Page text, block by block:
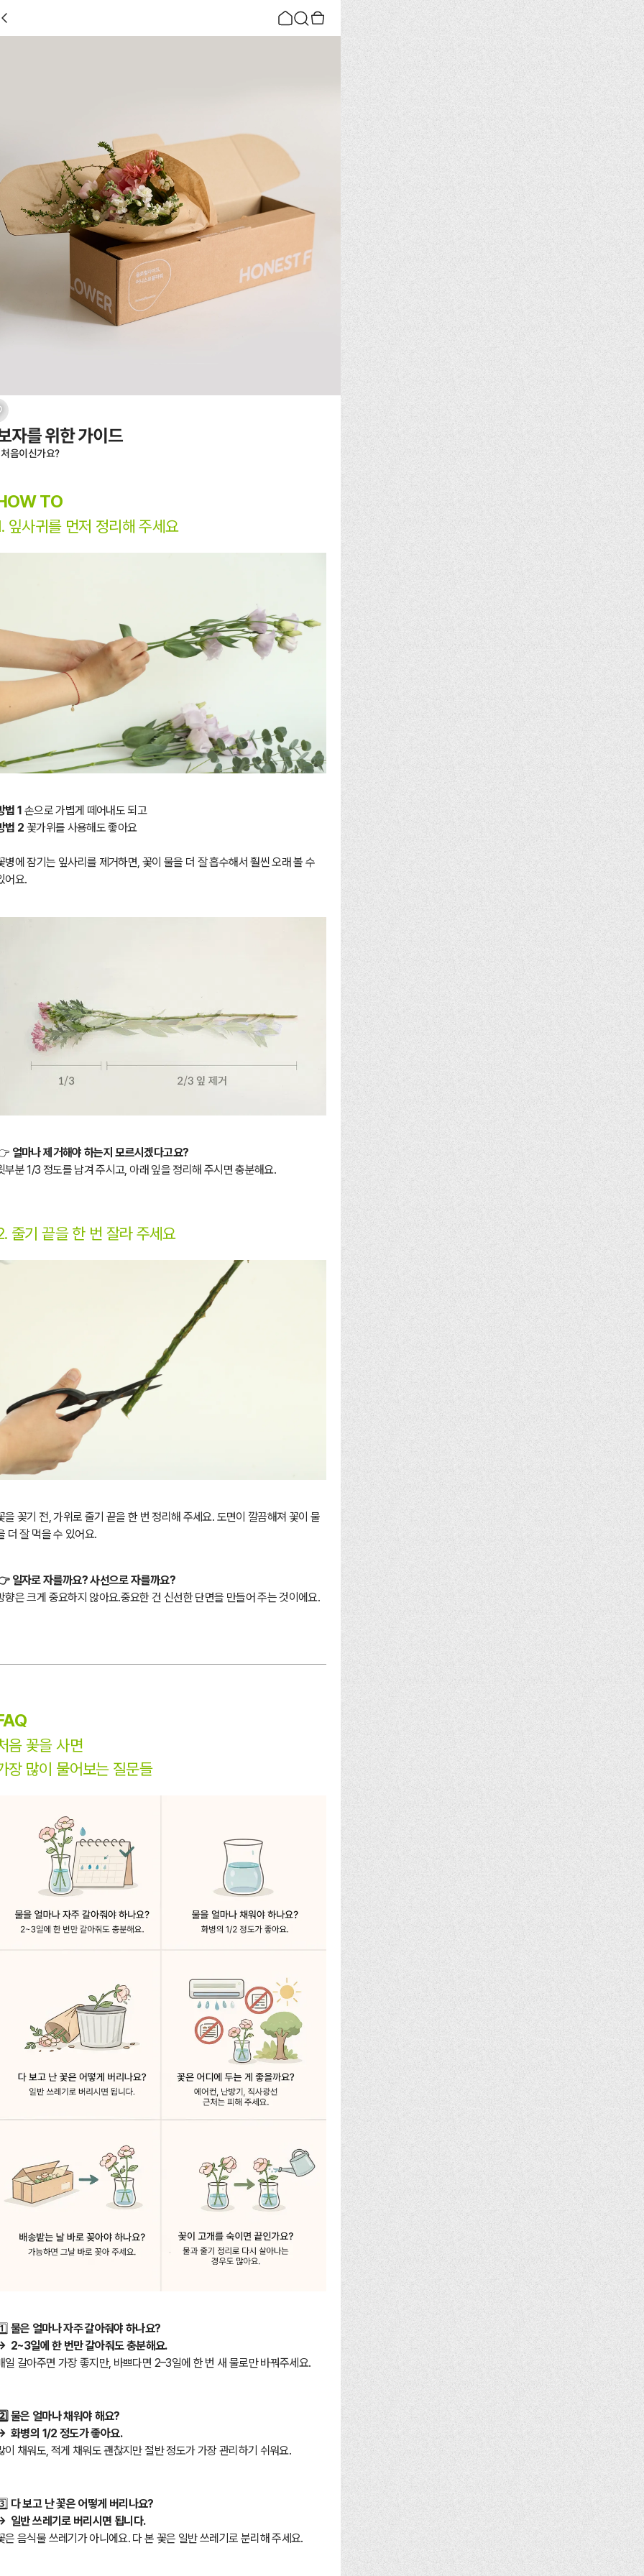
자를 위한 가이드
음이신가요?
TO
잎사귀를 먼저 정리해 주세요
법 1 손으로 가볍게 떼어내도 되고
법 2 꽃가위를 사용해도 좋아요
병에 잠기는 잎사리를 제거하면, 꽃이 물을 더 잘 흡수해서 훨씬 오래 볼 수
어요.
얼마나 제거해야 하는지 모르시겠다고요?
부분 1/3 정도를 남겨 주시고, 아래 잎을 정리해 주시면 충분해요.
줄기 끝을 한 번 잘라 주세요
을 꽂기 전, 가위로 줄기 끝을 한 번 정리해 주세요. 도면이 깔끔해져 꽃이 물
더 잘 먹을 수 있어요.
일자로 자를까요? 사선으로 자를까요?
향은 크게 중요하지 않아요.중요한 건 신선한 단면을 만들어 주는 것이에요.
음 꽃을 사면
장 많이 물어보는 질문들
물은 얼마나 자주 갈아줘야 하나요?
2~3일에 한 번만 갈아줘도 충분해요.
일 갈아주면 가장 좋지만, 바쁘다면 2–3일에 한 번 새 물로만 바꿔주세요.
물은 얼마나 채워야 해요?
화병의 1/2 정도가 좋아요.
이 채워도, 적게 채워도 괜찮지만 절반 정도가 가장 관리하기 쉬워요.
다 보고 난 꽃은 어떻게 버리나요?
일반 쓰레기로 버리시면 됩니다.
은 음식물 쓰레기가 아니에요. 다 본 꽃은 일반 쓰레기로 분리해 주세요.